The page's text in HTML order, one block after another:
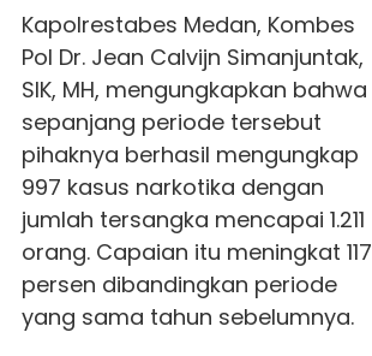
Kapolrestabes Medan, Kombes
Pol Dr. Jean Calvijn Simanjuntak,
SIK, MH, mengungkapkan bahwa
sepanjang periode tersebut
pihaknya berhasil mengungkap
997 kasus narkotika dengan
jumlah tersangka mencapai 1.211
orang. Capaian itu meningkat 117
persen dibandingkan periode
yang sama tahun sebelumnya.